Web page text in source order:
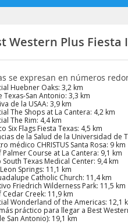
Western Plus Fiesta
se expresan en números
Huebner Oaks: 3,2 km
San Antonio: 3,3 km
de la USAA: 3,9 km
The Shops at La Cantera: 4,2 km
The Rim: 4,4 km
Six Flags Fiesta Texas: 4,5 km
de la Salud de la Universidad de
médico CHRISTUS Santa Rosa: 9 km
Course at La Cantera: 9,1 km
Texas Medical Center: 9,4 km
Springs: 11,1 km
Catholic Church: 11,4 km
Friedrich Wilderness Park: 11,5 km
Creek: 11,9 km
Wonderland of the Americas: 12,1
práctico para llegar a Best
San Antonio): 19,1 km